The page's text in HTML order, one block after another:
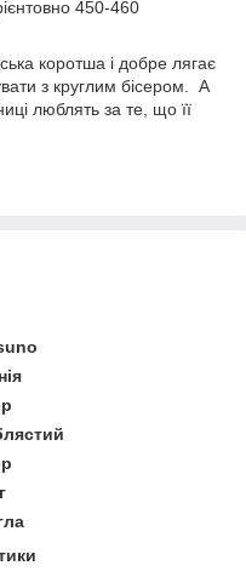
450-460
коротша і добре лягає
з круглим бісером. А
люблять за те, що її